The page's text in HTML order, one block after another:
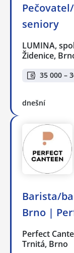
seniory
LUMINA,
Židenice,
35 000 –
dnešní
Barista/
Brno |
Perfect
Trnitá, Brno